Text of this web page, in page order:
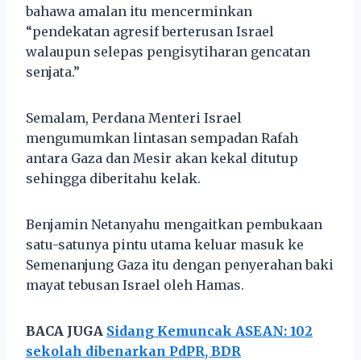
bahawa amalan itu mencerminkan
“pendekatan agresif berterusan Israel
walaupun selepas pengisytiharan gencatan
senjata.”
Semalam, Perdana Menteri Israel
mengumumkan lintasan sempadan Rafah
antara Gaza dan Mesir akan kekal ditutup
sehingga diberitahu kelak.
Benjamin Netanyahu mengaitkan pembukaan
satu-satunya pintu utama keluar masuk ke
Semenanjung Gaza itu dengan penyerahan baki
mayat tebusan Israel oleh Hamas.
BACA JUGA Sidang Kemuncak ASEAN: 102
sekolah dibenarkan PdPR, BDR